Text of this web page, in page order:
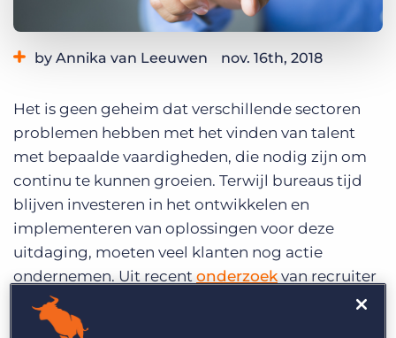
by Annika van Leeuwen nov. 16th, 2018
Het is geen geheim dat verschillende sectoren
problemen hebben met het vinden van talent
met bepaalde vaardigheden, die nodig zijn om
continu te kunnen groeien. Terwijl bureaus tijd
blijven investeren in het ontwikkelen en
implementeren van oplossingen voor deze
uitdaging, moeten veel klanten nog actie
ondernemen. Uit recent onderzoekvan recruiter
Robert Walters
werkgevers te maken heeft met een tekort aan